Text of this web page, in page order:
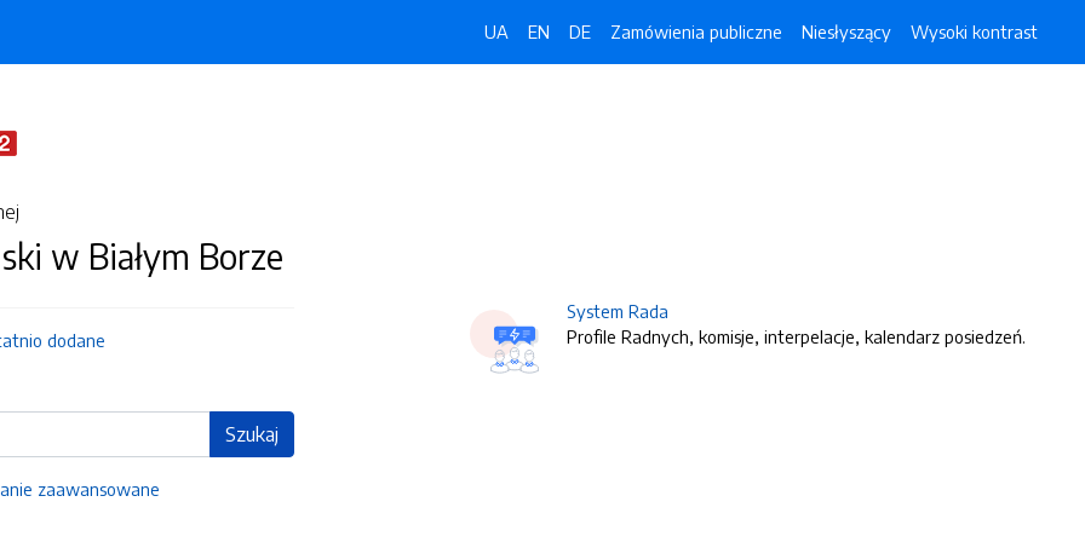
UA EN DE Zamówienia publiczne Niesłyszący Wysoki kontrast
w Białym Borze
dodane
Szukaj
zaawansowane
System Rada
Profile Radnych, komisje, interpelacje, kalendarz posiedzeń.